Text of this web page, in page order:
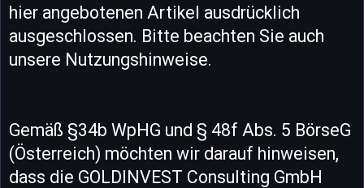
hier angebotenen Artikel ausdrücklich
ausgeschlossen. Bitte beachten Sie auch
unsere Nutzungshinweise.
Gemäß §34b WpHG und § 48f Abs. 5 BörseG
(Österreich) möchten wir darauf hinweisen,
dass die GOLDINVEST Consulting GmbH